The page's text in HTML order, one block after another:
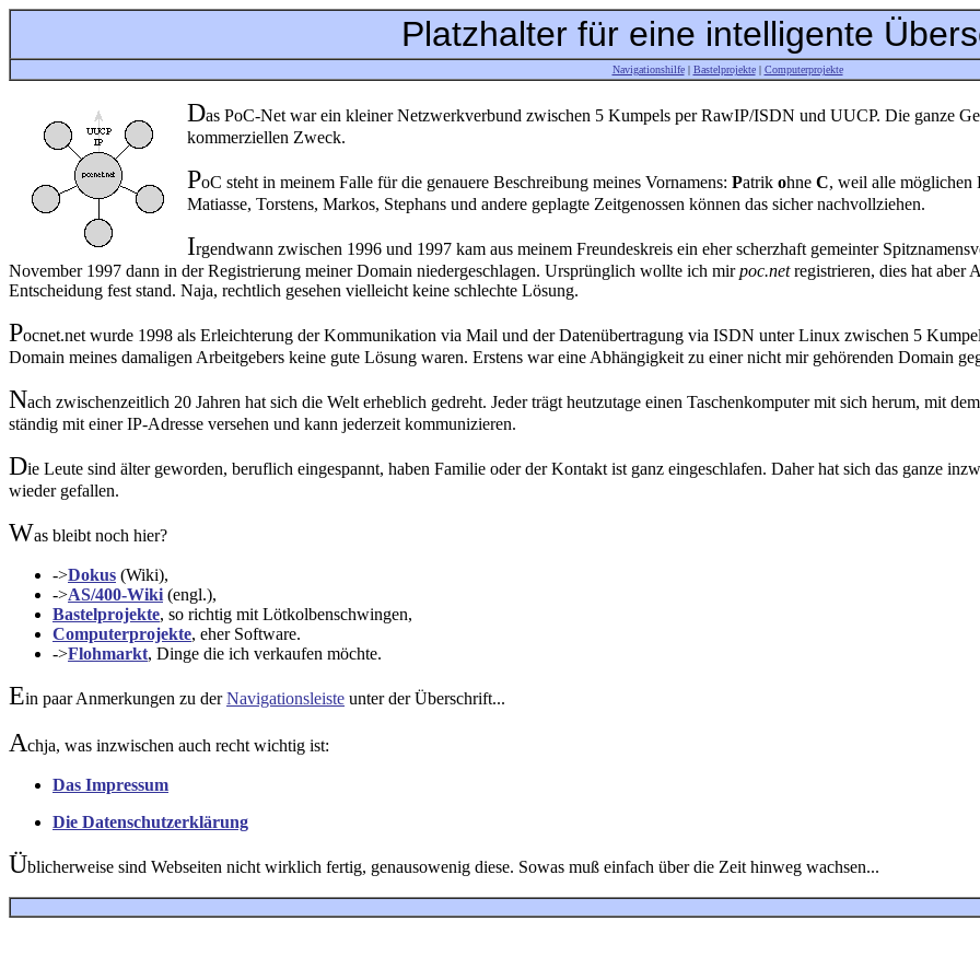
Platzhalter für eine intelligente
Navigationshilfe| Bastelprojekte| Computerprojekte
Das PoC-Net war ein kleiner Netzwerkverbund zwischen 5 Kumpels per RawIP/ISDN und UUCP. Die ganze
kommerziellen Zweck.
PoC steht in meinem Falle für die genauere Beschreibung meines Vornamens: Patrik ohne C, weil alle möglichen
Matiasse, Torstens, Markos, Stephans und andere geplagte Zeitgenossen können das sicher nachvollziehen.
Irgendwann zwischen 1996 und 1997 kam aus meinem Freundeskreis ein eher scherzhaft gemeinter
November 1997 dann in der Registrierung meiner Domain niedergeschlagen. Ursprünglich wollte ich mirpoc.netregistrieren, dies hat aber
Entscheidung fest stand. Naja, rechtlich gesehen vielleicht keine schlechte Lösung.
Pocnet.net wurde 1998 als Erleichterung der Kommunikation via Mail und der Datenübertragung via ISDN unter Linux zwischen 5
Domain meines damaligen Arbeitgebers keine gute Lösung waren. Erstens war eine Abhängigkeit zu einer nicht mir gehörenden Domain
Nach zwischenzeitlich 20 Jahren hat sich die Welt erheblich gedreht. Jeder trägt heutzutage einen Taschenkomputer mit sich herum, mit
ständig mit einer IP-Adresse versehen und kann jederzeit kommunizieren.
Die Leute sind älter geworden, beruflich eingespannt, haben Familie oder der Kontakt ist ganz eingeschlafen. Daher hat sich das ganze
wieder gefallen.
Was bleibt noch hier?
->Dokus (Wiki),
->AS/400-Wiki (engl.),
Bastelprojekte, so richtig mit Lötkolbenschwingen,
Computerprojekte, eher Software.
->Flohmarkt, Dinge die ich verkaufen möchte.
Ein paar Anmerkungen zu derNavigationsleiste unter der Überschrift...
Achja, was inzwischen auch recht wichtig ist:
Das Impressum
Die Datenschutzerklärung
Üblicherweise sind Webseiten nicht wirklich fertig, genausowenig diese. Sowas muß einfach über die Zeit hinweg wachsen...